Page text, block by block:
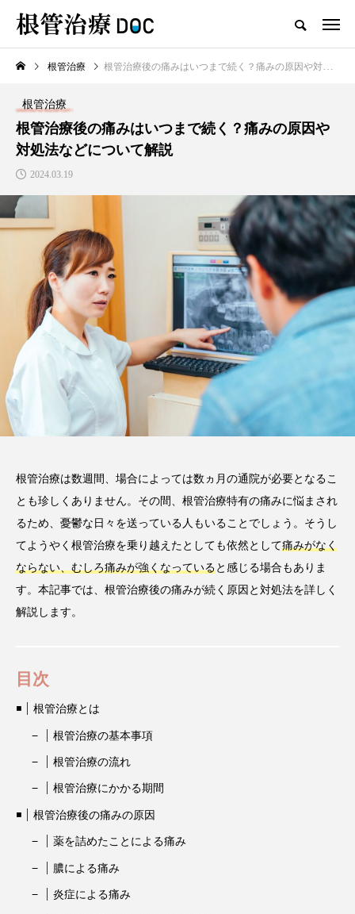
TOP 根管治療
新着記事
根管治療
高田馬場おすすめの根管治療
の名医1人
2026.02.03
注目のトピック
根管治療 根管治療後の痛みはいつまで続く？痛みの原因や対処法などについて解説
根管治療
根管治療後の痛みはいつまで続く？痛みの原因や
対処法などについて解説
2024.03.19
根管治療は数週間、場合によっては数ヵ月の通院が必要となるこ
とも珍しくありません。その間、根管治療特有の痛みに悩まされ
るため、憂鬱な日々を送っている人もいることでしょう。そうし
てようやく根管治療を乗り越えたとしても依然として痛みがなく
ならない、むしろ痛みが強くなっていると感じる場合もありま
す。本記事では、根管治療後の痛みが続く原因と対処法を詳しく
解説します。
目次
根管治療とは
根管治療の基本事項
根管治療の流れ
根管治療にかかる期間
根管治療後の痛みの原因
薬を詰めたことによる痛み
膿による痛み
炎症による痛み